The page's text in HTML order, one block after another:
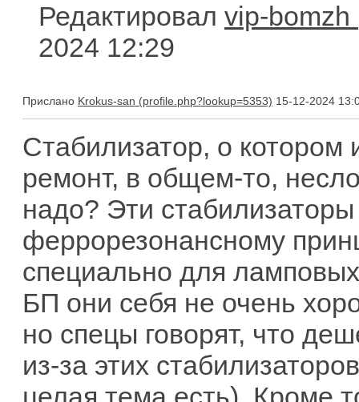
Редактировал vip-bomzh
2024 12:29
Прислано Krokus-san 15-12-2024
Стабилизатор, о
ремонт, в общем-то,
надо? Эти
феррорезонансному
специально для
БП они себя не очень
но спецы говорят, что
из-за этих